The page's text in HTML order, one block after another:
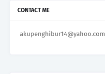
CONTACT ME
akupenghibur14@yahoo.com